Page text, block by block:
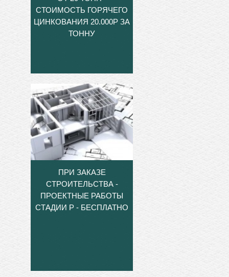
СТОИМОСТЬ ГОРЯЧЕГО
ЦИНКОВАНИЯ 20.000Р ЗА
ТОННУ
ПРИ ЗАКАЗЕ
СТРОИТЕЛЬСТВА -
ПРОЕКТНЫЕ РАБОТЫ
СТАДИИ Р - БЕСПЛАТНО